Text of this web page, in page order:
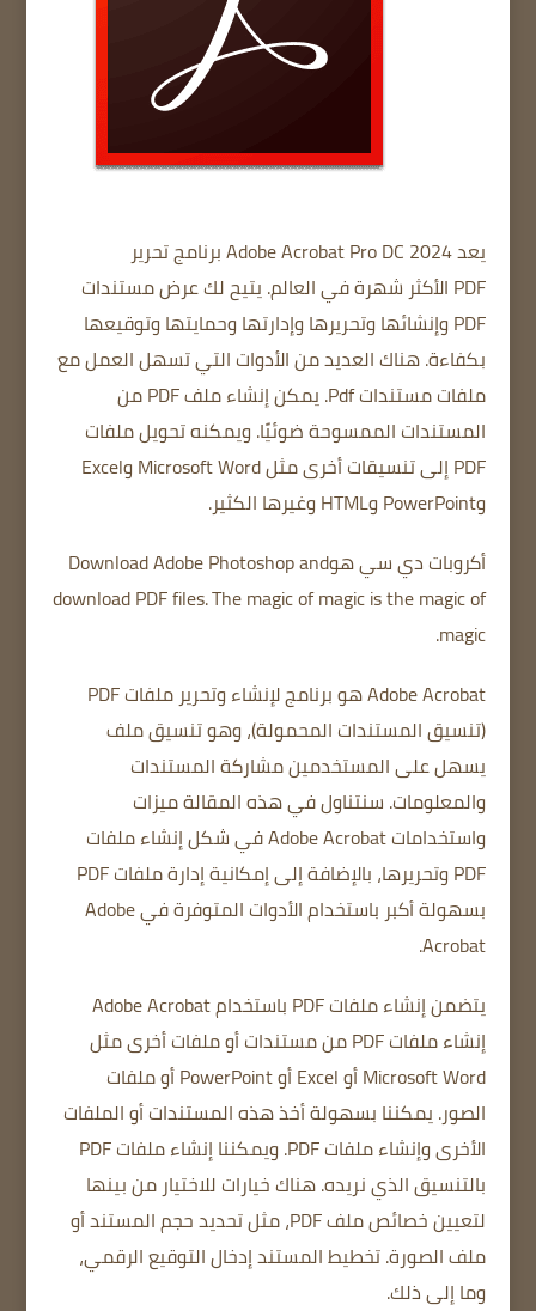
يعد Adobe Acrobat Pro DC 2024
برنامج تحرير
PDF الأكثر شهرة في العالم.يتيح لك عرض مستندات
PDF وإنشائها وتحريرها وإدارتها وحمايتها وتوقيعها
بكفاءة.هناك العديد من الأدوات التي تسهل العمل مع
ملفات مستندات Pdf.
يمكن إنشاء ملف PDF من
المستندات الممسوحة ضوئيًا. ويمكنه تحويل ملفات
PDF إلى تنسيقات أخرى مثل Microsoft Word وExcel
وPowerPoint وHTML وغيرها الكثير.
أكروبات دي سي هو
DownloadAdobe Photoshopand
download PDF files.The magic of magic is the magic of
magic.
Adobe Acrobat هو برنامج لإنشاء وتحرير ملفات PDF
(تنسيق المستندات المحمولة)، وهو تنسيق ملف
يسهل على المستخدمين مشاركة المستندات
والمعلومات. سنتناول في هذه المقالة ميزات
واستخدامات Adobe Acrobat في شكل إنشاء ملفات
PDF وتحريرها، بالإضافة إلى إمكانية إدارة ملفات PDF
بسهولة أكبر باستخدام الأدوات المتوفرة في Adobe
Acrobat.
يتضمن إنشاء ملفات PDF باستخدام Adobe Acrobat
إنشاء ملفات PDF من مستندات أو ملفات أخرى مثل
Microsoft Word أو Excel أو PowerPoint أو ملفات
الصور.يمكننا بسهولة أخذ هذه المستندات أو الملفات
الأخرى وإنشاء ملفات PDF.
ويمكننا إنشاء ملفات PDF
بالتنسيق الذي نريده.هناك خيارات للاختيار من بينها
لتعيين خصائص ملف PDF، مثل تحديد حجم المستند أو
ملف الصورة.تخطيط المستندإدخال التوقيع الرقمي،
وما إلى ذلك.